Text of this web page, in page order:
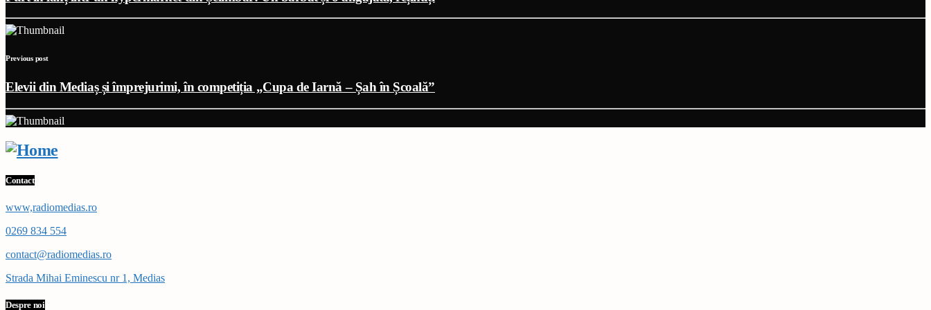
Previous post
Elevii din Mediaș și împrejurimi, în competiția „Cupa de Iarnă – Șah în Școală”
Contact
www,radiomedias.ro
0269 834 554
contact@radiomedias.ro
Strada Mihai Eminescu nr 1, Medias
Despre noi